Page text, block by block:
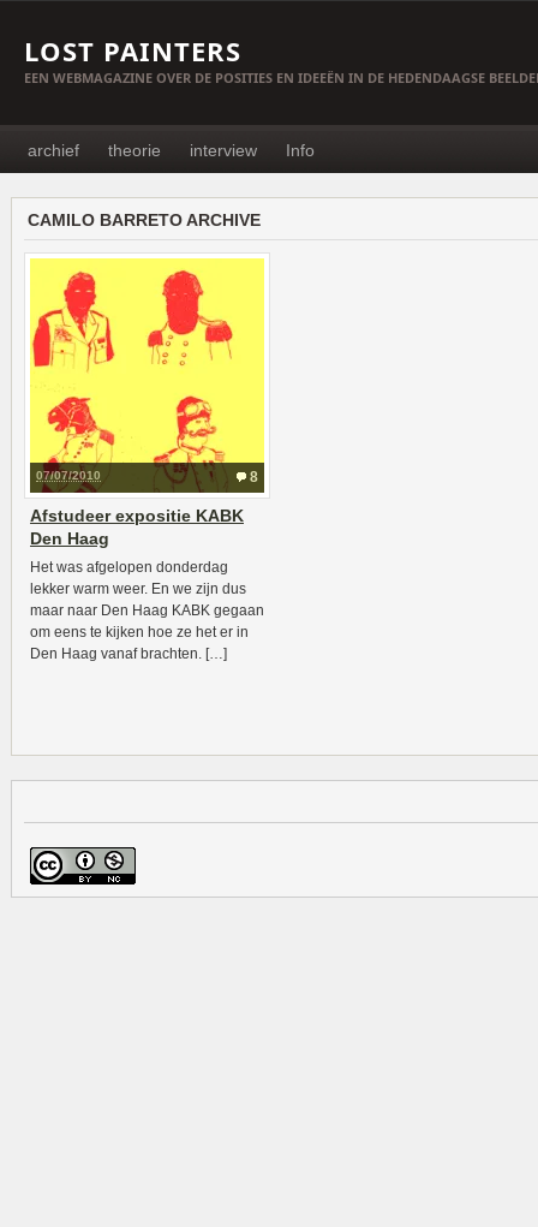
LOST PAINTERS
EEN WEBMAGAZINE OVER DE POSITIES EN IDEEËN IN DE HEDENDAAGSE
archief theorie interview Info
CAMILO BARRETO ARCHIVE
8
07/07/2010
Afstudeer expositie KABK
Den Haag
Het was afgelopen donderdag
lekker warm weer. En we zijn dus
maar naar Den Haag KABK gegaan
om eens te kijken hoe ze het er in
Den Haag vanaf brachten. […]